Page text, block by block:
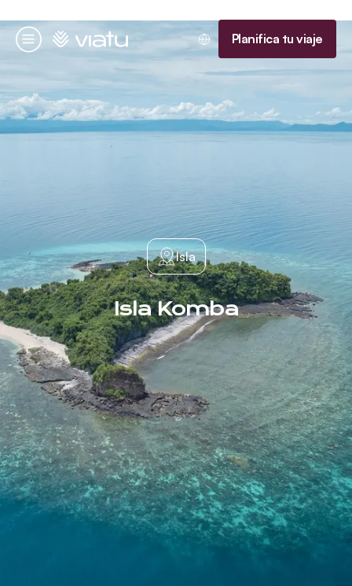
Menú
Página de inicio Planifica tu viaje
Isla
Isla Komba